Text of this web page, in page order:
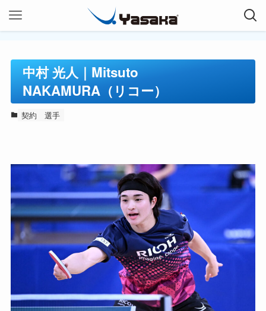
中村 光人｜Mitsuto
NAKAMURA（リコー）
契約 選手